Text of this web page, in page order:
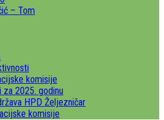
– Tom
komisije
za 2025. godinu
HPD Željezničar
komisije